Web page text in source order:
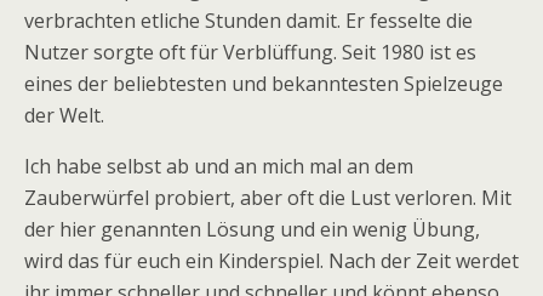
verbrachten etliche Stunden damit. Er fesselte die
Nutzer sorgte oft für Verblüffung. Seit 1980 ist es
eines der beliebtesten und bekanntesten Spielzeuge
der Welt.
Ich habe selbst ab und an mich mal an dem
Zauberwürfel probiert, aber oft die Lust verloren. Mit
der hier genannten Lösung und ein wenig Übung,
wird das für euch ein Kinderspiel. Nach der Zeit werdet